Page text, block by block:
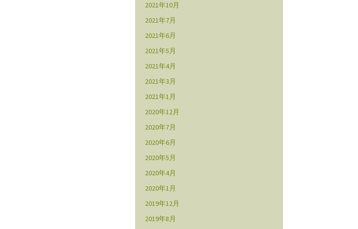
2021年10月
2021年7月
2021年6月
2021年5月
2021年4月
2021年3月
2021年1月
2020年12月
2020年7月
2020年6月
2020年5月
2020年4月
2020年1月
2019年12月
2019年8月